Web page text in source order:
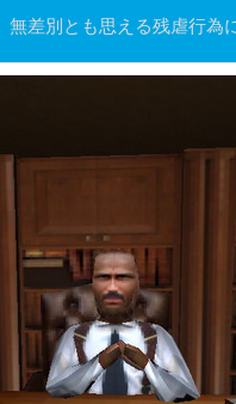
無差別とも思える残虐行